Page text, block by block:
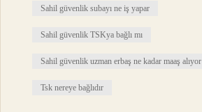
Sahil güvenlik subayı ne iş yapar
Sahil güvenlik TSKya bağlı mı
Sahil güvenlik uzman erbaş ne kadar maaş alıyor
Tsk nereye bağlıdır